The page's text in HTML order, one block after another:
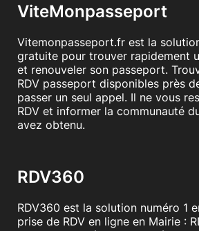
ViteMonpasseport
Vitemonpasseport.fr est la
gratuite pour trouver rapidement
et renouveler son passeport.
RDV passeport disponibles près
passer un seul appel. Il ne vous
RDV et informer la communauté
avez obtenu.
RDV360
RDV360 est la solution numéro 1
prise de RDV en ligne en Mairie :